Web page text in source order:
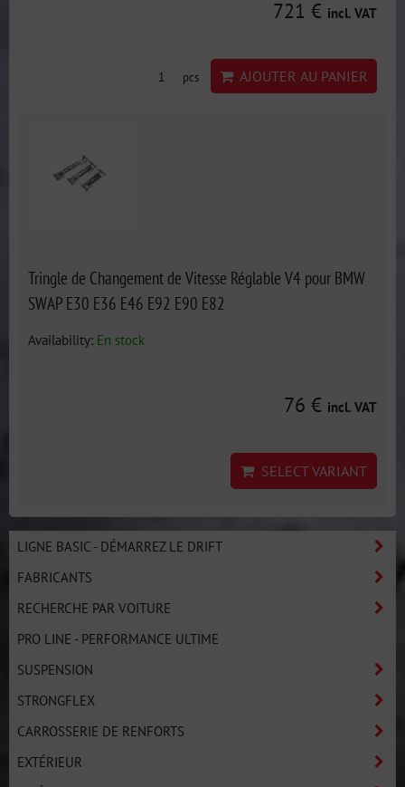
721 € incl. VAT
pcs AJOUTER AU PANIER
Tringle de Changement de Vitesse Réglable V4 pour BMW
SWAP E30 E36 E46 E92 E90 E82
Availability: En stock
76 € incl. VAT
SELECT VARIANT
LIGNE BASIC - DÉMARREZ LE DRIFT
FABRICANTS
RECHERCHE PAR VOITURE
PRO LINE - PERFORMANCE ULTIME
SUSPENSION
STRONGFLEX
CARROSSERIE DE RENFORTS
EXTÉRIEUR